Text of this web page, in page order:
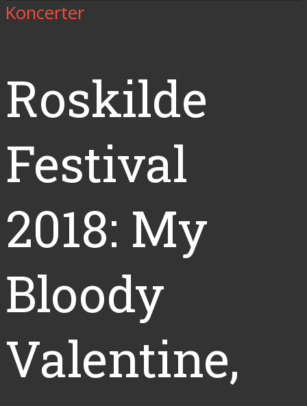
Koncerter
Roskilde
Festival
2018: My
Bloody
Valentine,